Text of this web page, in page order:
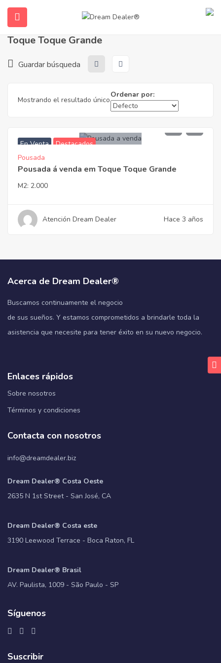
(Español)
Hogar
Brasil - Playas
Toque Toque Grande
Toque Toque Grande
Guardar búsqueda
Mostrando el resultado único
Ordenar por:
En Venta Destacados
1.600.000,00
Pousada
Pousada á venda em Toque Toque Grande
M2: 2.000
Atención Dream Dealer Hace 3 años
Acerca de Dream Dealer®
Buscamos continuamente el negocio
de sus sueños. Y estamos comprometidos a brindarle toda la
asistencia que necesite para tener éxito en su nuevo negocio.
Enlaces rápidos
Sobre nosotros
Términos y condiciones
Contacta con nosotros
info@dreamdealer.biz
Dream Dealer® Costa Oeste
2635 N 1st Street - San José, CA
Dream Dealer® Costa este
3190 Leewood Terrace - Boca Raton, FL
Dream Dealer® Brasil
AV. Paulista, 1009 - São Paulo - SP
Síguenos
Suscribir